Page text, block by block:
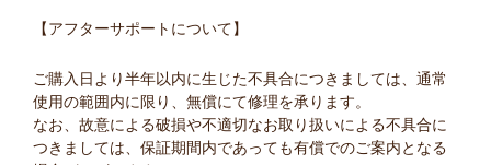
【アフターサポートについて】
ご購入日より半年以内に生じた不具合につきましては、通常
使用の範囲内に限り、無償にて修理を承ります。
なお、故意による破損や不適切なお取り扱いによる不具合に
つきましては、保証期間内であっても有償でのご案内となる